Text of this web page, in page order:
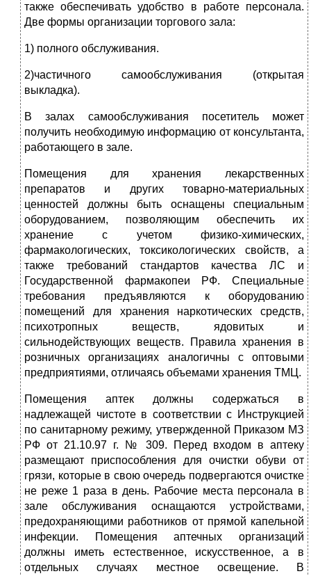
также обеспечивать удобство в работе персонала.
Две формы организации торгового зала:
1) полного обслуживания.
2)частичного самообслуживания (открытая
выкладка).
В залах самообслуживания посетитель может
получить необходимую информацию от консультанта,
работающего в зале.
Помещения для хранения лекарственных
препаратов и других товарно-материальных
ценностей должны быть оснащены специальным
оборудованием, позволяющим обеспечить их
хранение с учетом физико-химических,
фармакологических, токсикологических свойств, а
также требований стандартов качества ЛС и
Государственной фармакопеи РФ. Специальные
требования предъявляются к оборудованию
помещений для хранения наркотических средств,
психотропных веществ, ядовитых и
сильнодействующих веществ. Правила хранения в
розничных организациях аналогичны с оптовыми
предприятиями, отличаясь объемами хранения ТМЦ.
Помещения аптек должны содержаться в
надлежащей чистоте в соответствии с Инструкцией
по санитарному режиму, утвержденной Приказом МЗ
РФ от 21.10.97 г. № 309. Перед входом в аптеку
размещают приспособления для очистки обуви от
грязи, которые в свою очередь подвергаются очистке
не реже 1 раза в день. Рабочие места персонала в
зале обслуживания оснащаются устройствами,
предохраняющими работников от прямой капельной
инфекции. Помещения аптечных организаций
должны иметь естественное, искусственное, а в
отдельных случаях местное освещение. В